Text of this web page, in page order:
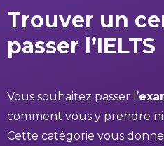
Trouver un
passer l’IELTS
Vous souhaitez passer l’
comment vous y prendre
Cette catégorie vous